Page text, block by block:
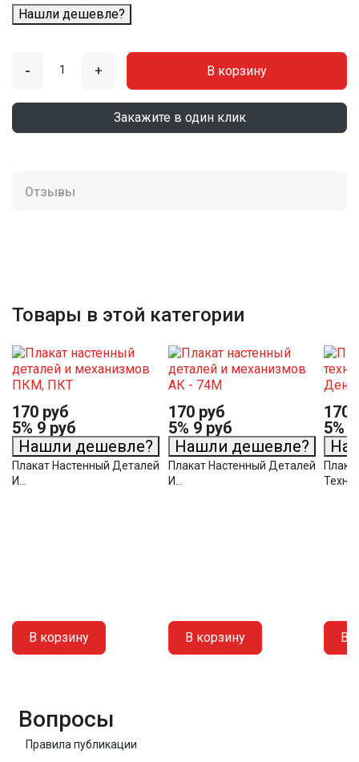
Нашли дешевле?
- + В корзину
Закажите в один клик
Отзывы
Товары в этой категории
170 руб
5% 9 руб
Нашли дешевле?
Плакат Настенный Деталей
И...
В корзину
170 руб
5% 9 руб
Нашли дешевле?
Плакат Настенный Деталей
И...
В корзину
170
5%
В
Вопросы
Правила публикации